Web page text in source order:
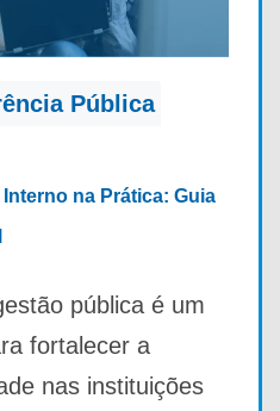
Pública
na Prática: Guia
pública é um
fortalecer a
nas instituições